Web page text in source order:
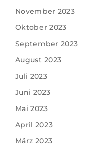
November 2023
Oktober 2023
September 2023
August 2023
Juli 2023
Juni 2023
Mai 2023
April 2023
März 2023